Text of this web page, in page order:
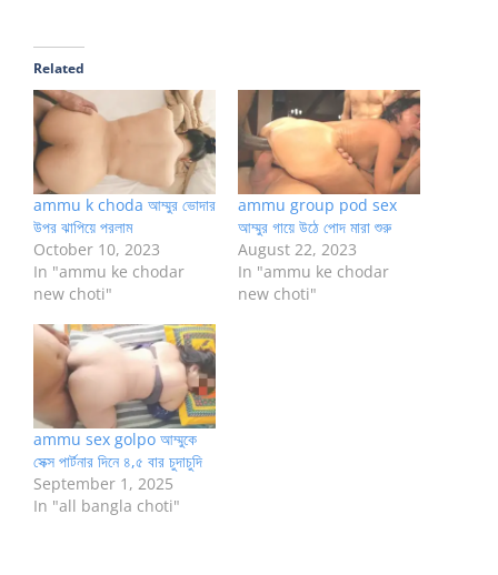
Related
ammu k choda আম্মুর ভোদার
উপর ঝাপিয়ে পরলাম
October 10, 2023
In "ammu ke chodar
new choti"
ammu group pod sex
আম্মুর গায়ে উঠে পোদ মারা শুরু
August 22, 2023
In "ammu ke chodar
new choti"
ammu sex golpo আম্মুকে
সেক্স পার্টনার দিনে ৪,৫ বার চুদাচুদি
September 1, 2025
In "all bangla choti"